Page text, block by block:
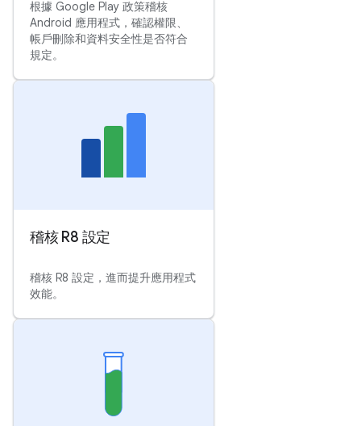
根據 Google Play 政策稽核
Android 應用程式，確認權限、
帳戶刪除和資料安全性是否符合
規定。
稽核 R8 設定
稽核 R8 設定，進而提升應用程式
效能。